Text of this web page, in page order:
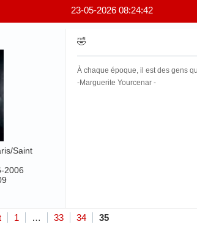
23-05-2026 08:24:42
Saint
2006
🤣
À chaque époque, il est des gens
-Marguerite Yourcenar -
1 … 33 34 35